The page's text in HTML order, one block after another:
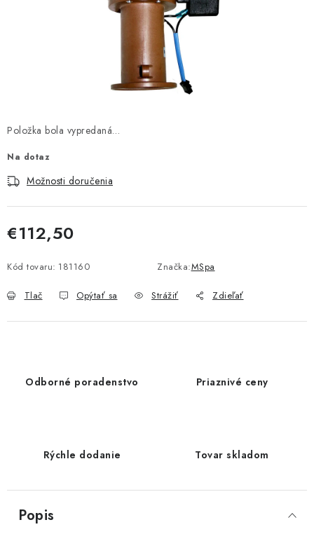
Obchodné podmienky
Položka bola vypredaná…
Na dotaz
Možnosti doručenia
€112,50
Kód tovaru: 181160 Značka:MSpa
Tlač Opýtať sa Strážiť Zdieľať
Odborné poradenstvo Priaznivé ceny
Rýchle dodanie Tovar skladom
Popis